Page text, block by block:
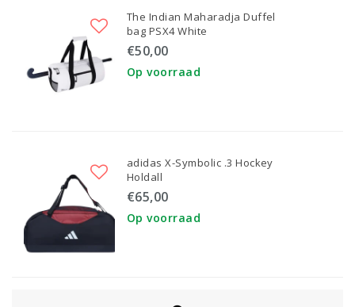
The Indian Maharadja Duffel
bag PSX4 White
€50,00
Op voorraad
adidas X-Symbolic .3 Hockey
Holdall
€65,00
Op voorraad